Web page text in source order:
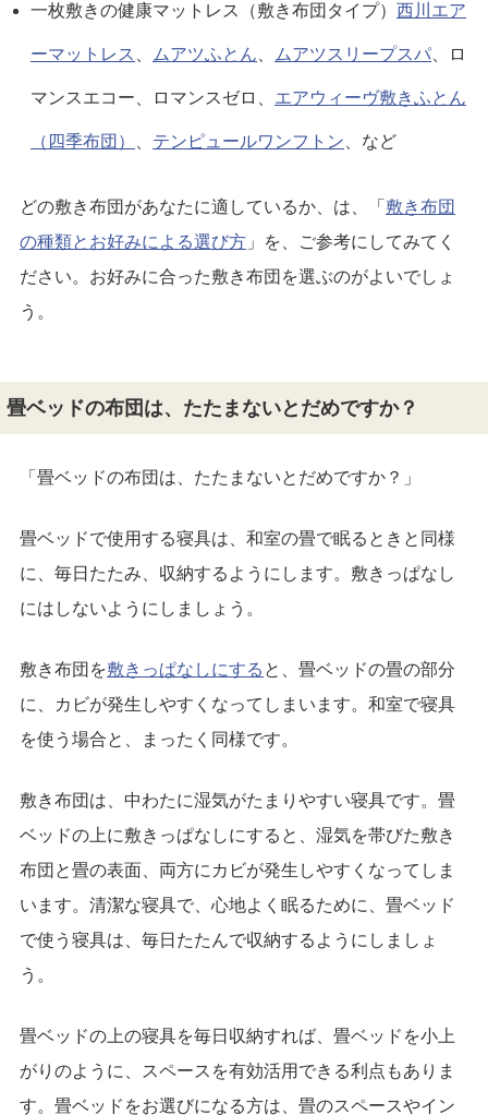
一枚敷きの健康マットレス（敷き布団タイプ） 西川エア
ーマットレス ムアツふとん ムアツスリープスパ 、ロ
マンスエコー、ロマンスゼロ、 エアウィーヴ敷きふとん
（四季布団） テンピュールワンフトン 、など
どの敷き布団があなたに適しているか、は、「 敷き布団
の種類とお好みによる選び方 」を、ご参考にしてみてく
ださい。お好みに合った敷き布団を選ぶのがよいでしょ
う。
畳ベッドの布団は、たたまないとだめですか？
「畳ベッドの布団は、たたまないとだめですか？」
畳ベッドで使用する寝具は、和室の畳で眠るときと同様
に、毎日たたみ、収納するようにします。敷きっぱなし
にはしないようにしましょう。
敷き布団を敷きっぱなしにする と、畳ベッドの畳の部分
に、カビが発生しやすくなってしまいます。和室で寝具
を使う場合と、まったく同様です。
敷き布団は、中わたに湿気がたまりやすい寝具です。畳
ベッドの上に敷きっぱなしにすると、湿気を帯びた敷き
布団と畳の表面、両方にカビが発生しやすくなってしま
います。清潔な寝具で、心地よく眠るために、畳ベッド
で使う寝具は、毎日たたんで収納するようにしましょ
う。
畳ベッドの上の寝具を毎日収納すれば、畳ベッドを小上
がりのように、スペースを有効活用できる利点もありま
す。畳ベッドをお選びになる方は、畳のスペースやイン